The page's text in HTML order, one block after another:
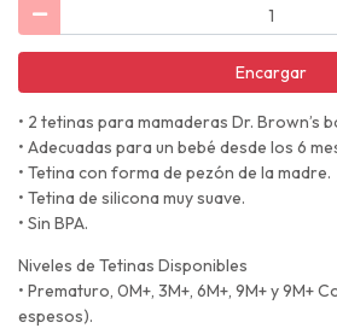
Encargar
• 2 tetinas para mamaderas Dr. Brown’s
• Adecuadas para un bebé desde los 6
• Tetina con forma de pezón de la madre.
• Tetina de silicona muy suave.
• Sin BPA.
Niveles de Tetinas Disponibles
• Prematuro, 0M+, 3M+, 6M+, 9M+ y 9M+
espesos).